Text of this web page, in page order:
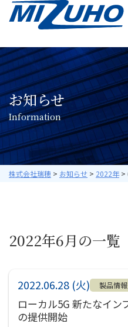
HOME
事業案内
半導体・電子部品・
産業機械・制御機器
空調機器・住宅設備
プラントシステム
海外ビジネス
取り扱いメーカー
暮らしの中の瑞穂
研修・教育について
募集要項
会社案内
お知らせ
Information
株式会社瑞穂 > お知らせ > 2022年>
2022年6月の一覧
2022.06.28 (火) 製品情報
ローカル5G 新たなイン
の提供開始